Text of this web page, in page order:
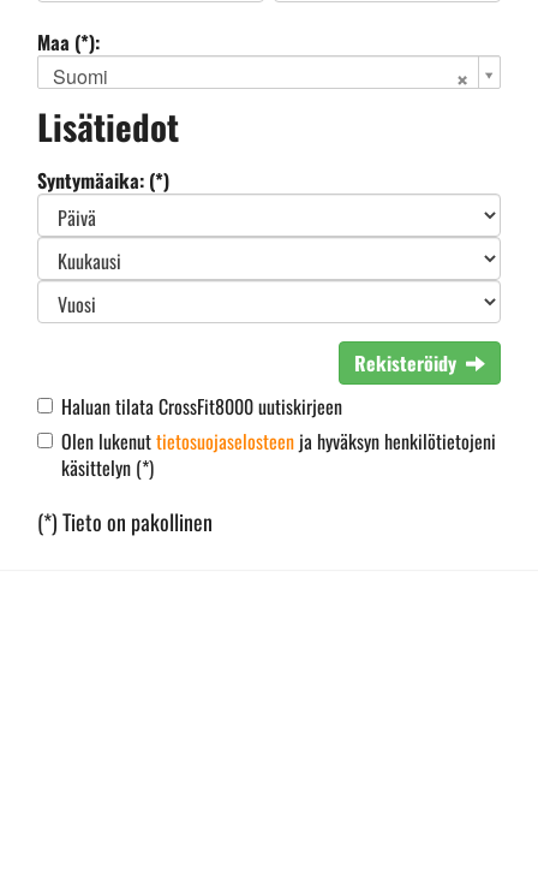
Maa (*):
Suomi
Lisätiedot
Syntymäaika: (*)
Rekisteröidy
Haluan tilata CrossFit8000 uutiskirjeen
Olen lukenuttietosuojaselosteen ja hyväksyn henkilötietojeni
käsittelyn (*)
(*) Tieto on pakollinen